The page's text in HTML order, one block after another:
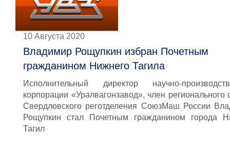
10 Августа 2020
Владимир Рощупкин избран Почетным
гражданином Нижнего Тагила
Исполнительный директор научно-
корпорации «Уралвагонзавод», член регионального
Свердловского реготделения СоюзМаш России
Рощупкин стал Почетным гражданином города
Тагил